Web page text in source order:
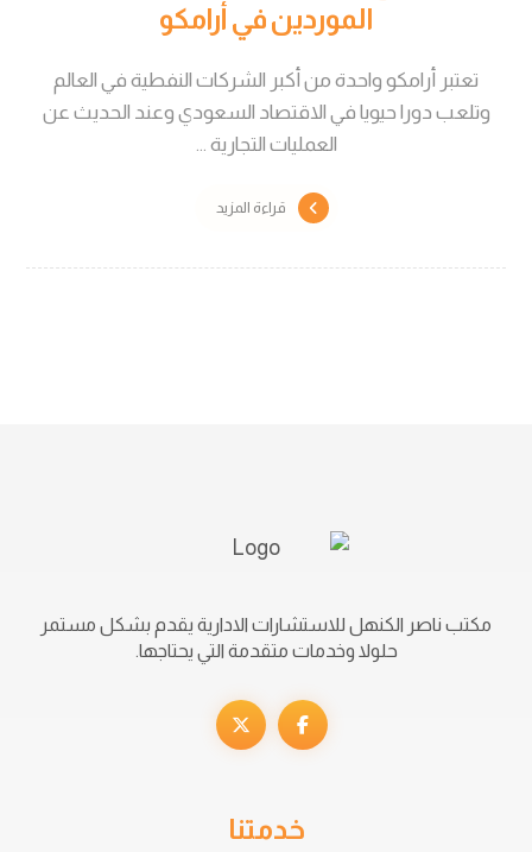
الموردين في أرامكو
تعتبر أرامكو واحدة من أكبر الشركات النفطية في العالم
وتلعب دورا حيويا في الاقتصاد السعودي وعند الحديث عن
العمليات التجارية ...
قراءة المزيد
مكتب ناصر الكنهل للاستشارات الادارية يقدم بشكل مستمر
حلولا وخدمات متقدمة التي يحتاجها.
خدمتنا